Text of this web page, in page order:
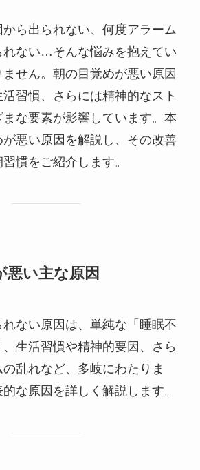
ら出られない、何度アラーム
れない…そんな悩みを抱えてい
せん。朝の目覚めが悪い原因
習慣、さらには精神的なスト
な要素が影響しています。本
悪い原因を解説し、その改善
慣をご紹介します。
悪い主な原因
ない原因は、単純な「睡眠不
生活習慣や精神的要因、さら
乱れなど、多岐にわたりま
な原因を詳しく解説します。